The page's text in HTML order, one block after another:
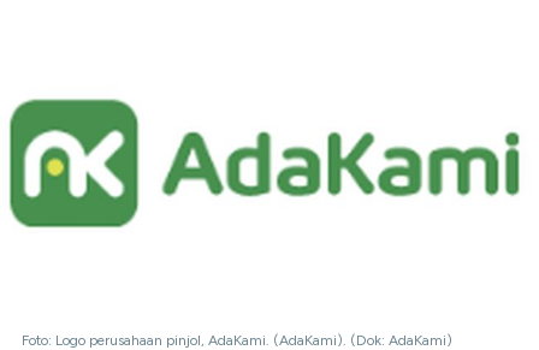
Foto: Logo perusahaan pinjol, AdaKami. (AdaKami). (Dok: AdaKami)